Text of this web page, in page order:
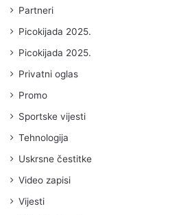
Partneri
Picokijada 2025.
Picokijada 2025.
Privatni oglas
Promo
Sportske vijesti
Tehnologija
Uskrsne čestitke
Video zapisi
Vijesti